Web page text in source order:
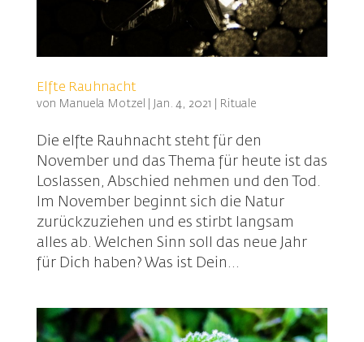
Elfte Rauhnacht
von Manuela Motzel Jan. 4, 2021 Rituale
Die elfte Rauhnacht steht für den
November und das Thema für heute ist das
Loslassen, Abschied nehmen und den Tod.
Im November beginnt sich die Natur
zurückzuziehen und es stirbt langsam
alles ab. Welchen Sinn soll das neue Jahr
für Dich haben? Was ist Dein...